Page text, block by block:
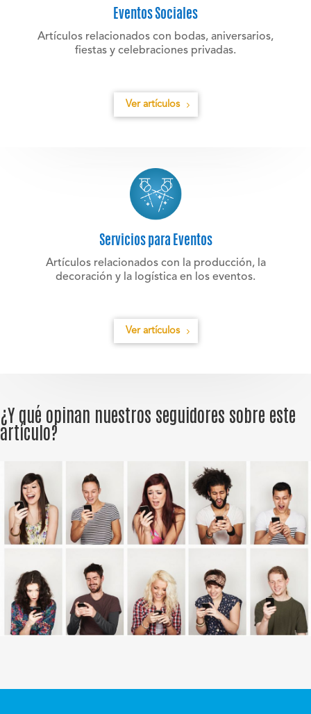
Eventos Sociales
Artículos relacionados con bodas, aniversarios,
fiestas y celebraciones privadas.
Ver artículos
Servicios para Eventos
Artículos relacionados con la producción, la
decoración y la logística en los eventos.
Ver artículos
¿Y qué opinan nuestros seguidores sobre este
artículo?